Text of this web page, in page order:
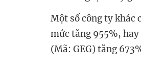
Một số công ty khác
mức tăng 955%,
(Mã: GEG) tăng